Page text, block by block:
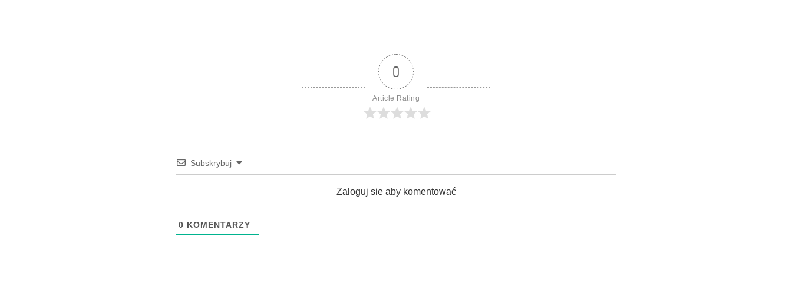
0
Article Rating
Subskrybuj
Zaloguj sie aby komentować
0 KOMENTARZY